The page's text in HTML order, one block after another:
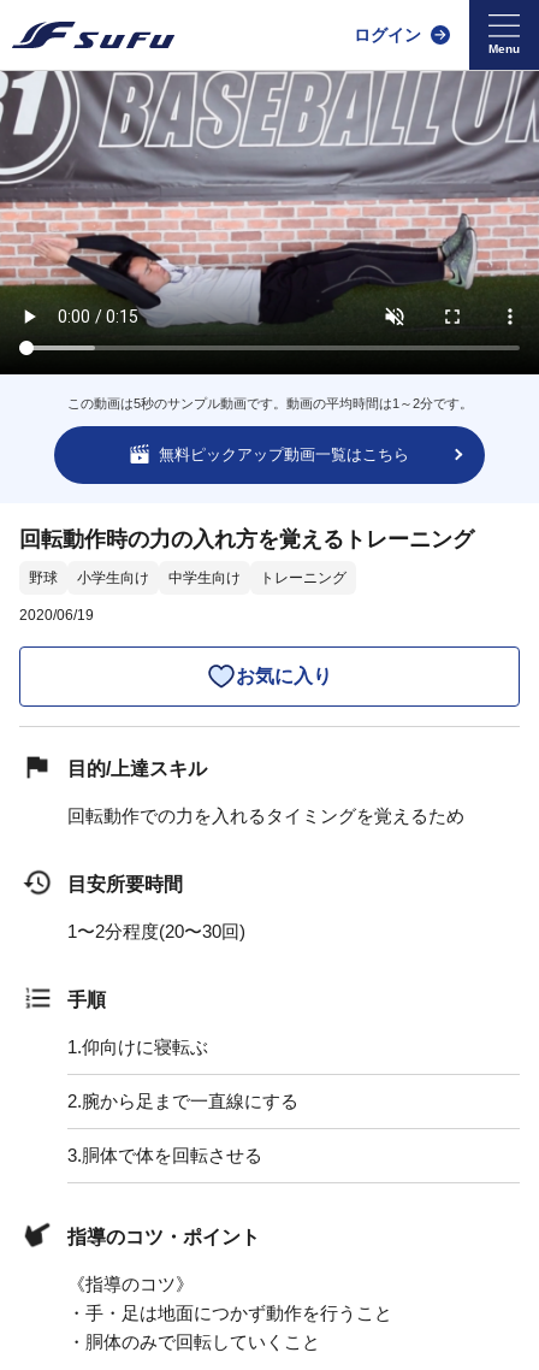
ログイン
この動画は5秒のサンプル動画です。動画の平均時間は1～2分です。
無料ピックアップ動画一覧はこちら
回転動作時の力の入れ方を覚えるトレーニング
野球 小学生向け 中学生向け トレーニング
2020/06/19
お気に入り
目的/上達スキル
回転動作での力を入れるタイミングを覚えるため
目安所要時間
1〜2分程度(20〜30回)
手順
1.仰向けに寝転ぶ
2.腕から足まで一直線にする
3.胴体で体を回転させる
指導のコツ・ポイント
《指導のコツ》
・手・足は地面につかず動作を行うこと
・胴体のみで回転していくこと